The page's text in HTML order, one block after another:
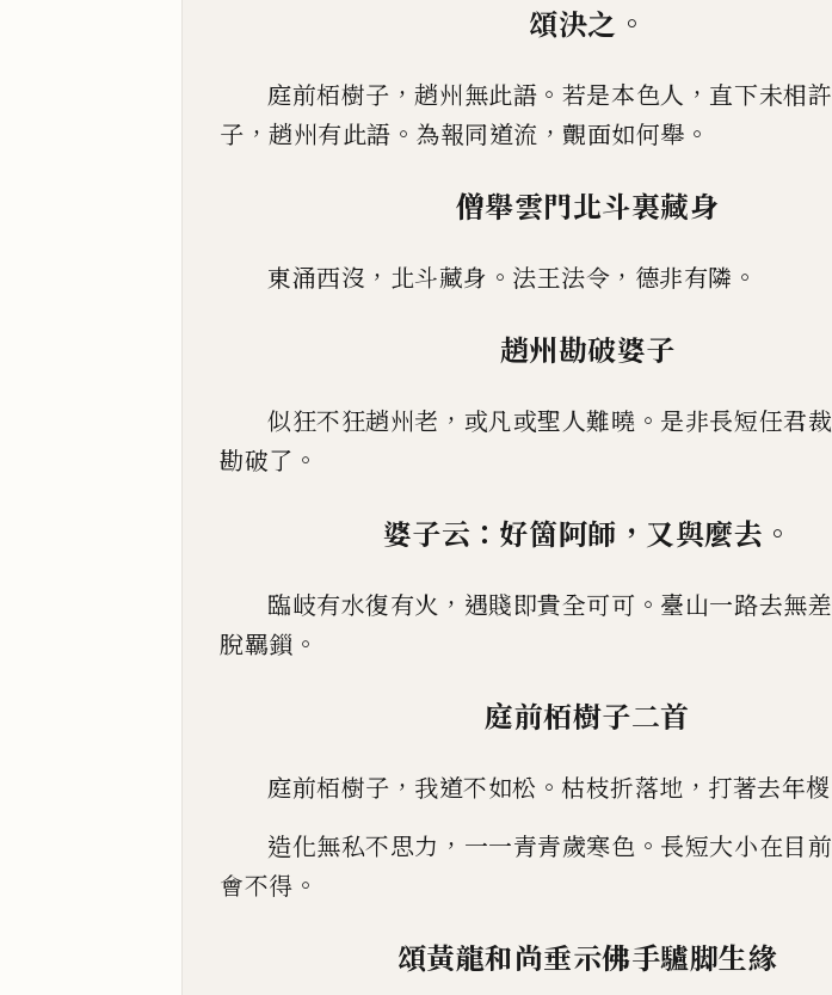
頌決之 。
庭前栢樹子 ，趙州無此語 。 若是本色人 ， 直下未相許
子 ， 趙州有此語 。 為報同道流 ， 覿面如何舉 。
僧舉雲門北斗裏藏身
東涌西沒 ， 北斗藏身 。 法王法令 ， 德非有隣 。
趙州勘破婆子
似狂不狂趙州老 ， 或凡或聖人難曉 。 是非長短任君裁
勘破了 。
婆子云 ： 好箇阿師 ， 又與麼去 。
臨岐有水復有火 ， 遇賤即貴全可可 。 臺山一路去無差
脫羈鎻 。
庭前栢樹子二首
庭前栢樹子 ， 我道不如松 。 枯枝折落地 ， 打著去年椶
造化無私不思力 ， 一一青青歲寒色 。 長短大小在目前
會不得 。
頌黃龍和尚垂示佛手驢脚生緣